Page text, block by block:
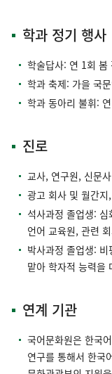
학과 정기 행사
학술답사: 연 1회 봄
학과 축제: 가을 국
학과 동아리 불휘:
진로
교사, 연구원, 신문
광고 회사 및 월간
석사과정 졸업생:
언어 교육원, 관련
박사과정 졸업생:
맡아 학자적 능력을
연계 기관
국어문화원은 한국
연구를 통해서 한국